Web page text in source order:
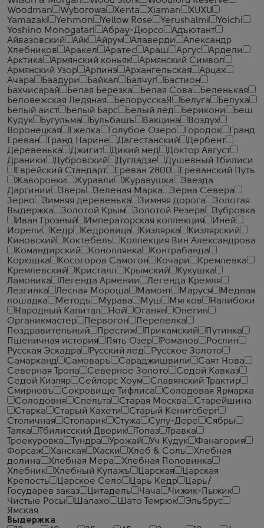
Woodman
Wyborowa Xenta Xiaman
XUXU
Yamazaki
Yehmon Yellow Rose Yerushalmi
Yoichi
Yoshino Monogatari
Абрау-Дюрсо
Адъютант
Айвазовский
Айк Айрум Алаверди
Александр
Хлебников
Аракел Аратес Араш Аргус
Ардели
Арктика
Армянский коньяк
Армянский Символ
Армянский Узор
Арпинэ Архангельская
Арцах
Ачара
Баадури Байкал Балчуг
Бастион
Бахчисарай
Белая Березка Белая Сова
Беленькая
Беловежская Ледяная
БелорусскаЯ Белуга
Белуха
Белый аист
Белый Барс Белый лёд Берикони
Беш
Кудук
Бугульма Бульбашъ Вакцина
Воздух
Воронецкая
Гжелка Голубое Озеро Городок
Гранд
Ереван
Гранд Нарине Дагестанский
Дербент
Деревенька
Джигит Дикий мед
Доктор Август
Драники
Дубровский Дугладзе
Душевный Тбилиси
Еврейский Стандарт
Ереван 2800
Ереванский Путь
Жаворонки
Журавли Журавушка
Звезда
Даргинии
Зверь Зеленая Марка
Зерна Севера
Зерно
Зимняя деревенька Зимняя дорога
Золотая
Выдержка
Золотой Крым Золотой Резерв
Зубровка
Иван Грозный
Императорская коллекция
Иней
Иорели
Кедр Кедровица Кизлярка
Кизлярский
Киновский
Коктебель
Коллекция Вин Александрова
Командирский
Коноплянка
Контрабанда
Корюшка
Косогоров Самогон Кочари
Кремлевка
Кремлевский
Кристалл Крымский
Кукушка
Ламоника
Легенда Армении
Легенда Кремля
Лезгинка
Лесная Мороша Мамонт Маруся
Медная
лошадка
Методъ Мурава Муш Мягков
Налибоки
Народный Капитал
Ной Оганян
Онегин
Органикмастер
Первогон
Перепелка
Поздравительный
Престиж Прикамский
Путинка
Пшеничная история
Пять Озер Романов
Рослин
Русская Эскадра
Русский лед
Русское Золото
Самарканд
Самоваръ Сараджишвили
Саят Нова
Северная Тропа
Северное Золото
Седой Кавказ
Седой Кизляр
Сейлорс Хоум
Славянский Трактир
Смирновъ
Сокровище Тифлиса
Солодовая Ярмарка
Солодовня
Спельта Старая Москва
Старейшина
Старка
Старый Кахети
Старый Кенигсберг
Столичная
Стопарик Стужа Сулу-Дере
Сябры
Талка
Тбилисский Дворик Топаз
Травка
Троекуровка
Тундра Урожай Уч Кудук
Фанагория
Форсаж
Ханская Хаски Хлеб & Соль
Хлебная
долина
Хлебная Мера
Хлебная Половинка
Хлебник
Хлебный Купажъ Царская
Царская
Крепость
Царское Село Царь Кедр
Царь/
Государев заказ
Цитадель Чача
Чижик-Пыжик
Чистые Росы
Шалахо Шато Темрюк
Эльбрус
Ямская
Выдержка